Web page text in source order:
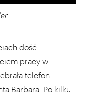
dość
pracy w…
telefon
Barbara. Po kilku